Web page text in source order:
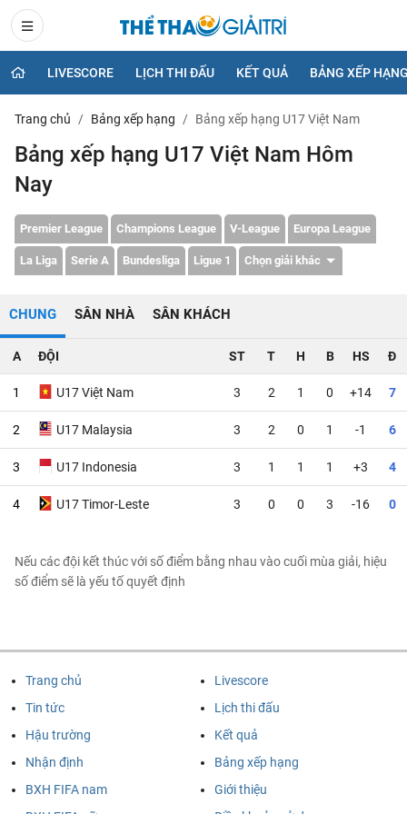
LIVESCORE LỊCH THI ĐẤU KẾT QUẢ BẢNG XẾP
Trang chủ Bảng xếp hạng Bảng xếp hạng U17 Việt Nam
Bảng xếp hạng U17 Việt Nam Hôm
Nay
Premier League Champions League V-League Europa League
La Liga Serie A Bundesliga Ligue 1 Chọn giải khác
CHUNG SÂN NHÀ SÂN KHÁCH
A ĐỘI ST T H B HS Đ
1 U17 Việt Nam 3 2 1 0 +14 7
2 U17 Malaysia 3 2 0 1 -1 6
3 U17 Indonesia 3 1 1 1 +3 4
4 U17 Timor-Leste 3 0 0 3 -16 0
Nếu các đội kết thúc với số điểm bằng nhau vào cuối mùa giải, hiệu
số điểm sẽ là yếu tố quyết định
Trang chủ
Tin tức
Hậu trường
Nhận định
Livescore
Lịch thi đấu
Kết quả
Bảng xếp hạng
BXH FIFA nam
Giới thiệu